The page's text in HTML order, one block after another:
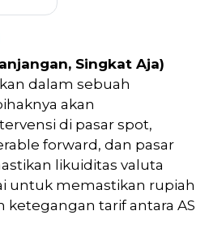
Singkat Aja)
dalam sebuah
akan
di pasar spot,
forward, dan pasar
likuiditas valuta
untuk memastikan rupiah
tarif antara AS